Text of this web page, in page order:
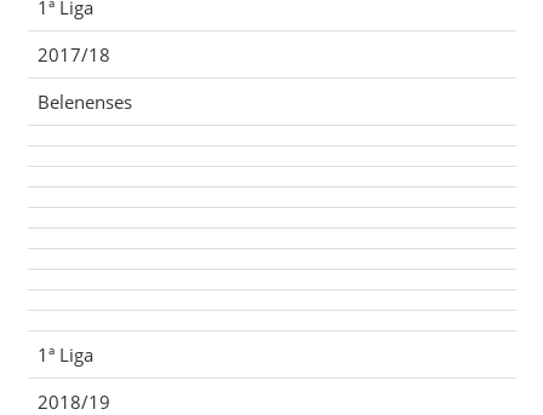
1ª Liga
2017/18
Belenenses
1ª Liga
2018/19